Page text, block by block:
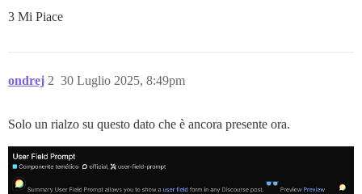
3 Mi Piace
ondrej 30 Luglio 2025, 8:49pm
2
Solo un rialzo su questo dato che è ancora presente ora.